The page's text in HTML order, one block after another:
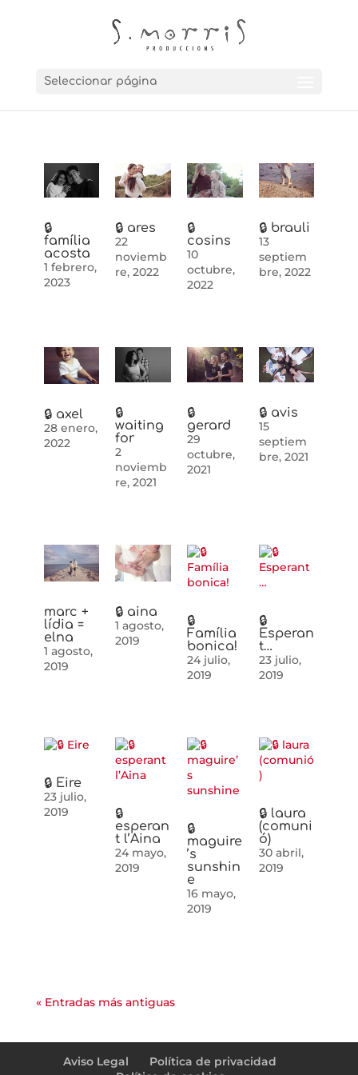
Seleccionar página
🔒
família
acosta
1 febrero,
2023
🔒 ares
22
noviemb
re, 2022
🔒
cosins
10
octubre,
2022
🔒 brauli
13
septiem
bre, 2022
🔒 axel
28 enero,
2022
🔒
waiting
for
2
noviemb
re, 2021
🔒
gerard
29
octubre,
2021
🔒 avis
15
septiem
bre, 2021
marc +
lídia =
elna
1 agosto,
2019
🔒 aina
1 agosto,
2019
🔒
Família
bonica!
24 julio,
2019
🔒
Esperan
t…
23 julio,
2019
🔒 Eire
23 julio,
2019
🔒
esperan
t l’Aina
24 mayo,
2019
🔒
maguire
’s
sunshin
e
16 mayo,
2019
🔒 laura
(comuni
ó)
30 abril,
2019
« Entradas más antiguas
Aviso Legal
Política de privacidad